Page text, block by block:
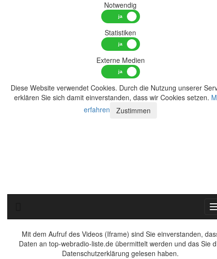
Notwendig
Statistiken
Externe Medien
Diese Website verwendet Cookies. Durch die Nutzung unserer
erklären Sie sich damit einverstanden, dass wir Cookies setzen.
erfahren
Zustimmen
Mit dem Aufruf des Videos (Iframe) sind Sie einverstanden,
Daten an top-webradio-liste.de übermittelt werden und das Sie
Datenschutzerklärung gelesen haben.